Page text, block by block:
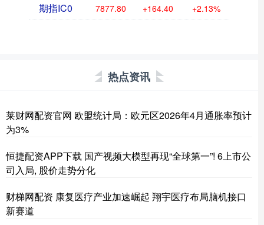
期指IC0 7877.80 +164.40 +2.13%
热点资讯
莱财网配资官网 欧盟统计局：欧元区2026年4月通胀率预计
为3%
恒捷配资APP下载 国产视频大模型再现“全球第一”! 6上市公
司入局, 股价走势分化
财梯网配资 康复医疗产业加速崛起 翔宇医疗布局脑机接口
新赛道